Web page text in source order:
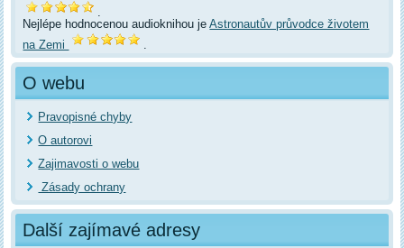
.
Nejlépe hodnocenou audioknihou jeAstronautův průvodce životem
na Zemi
O webu
Pravopisné chyby
O autorovi
Zajimavosti o webu
Zásady ochrany
Další zajímavé adresy